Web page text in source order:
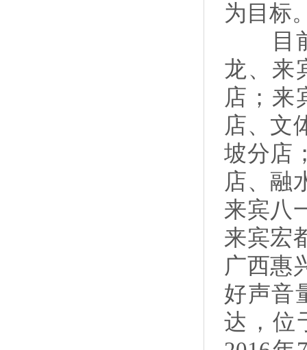
为目标
目前
龙、来
店；来
店、文
坡分店
店、融
来宾八
来宾宏
广西惠
好声音
达，位